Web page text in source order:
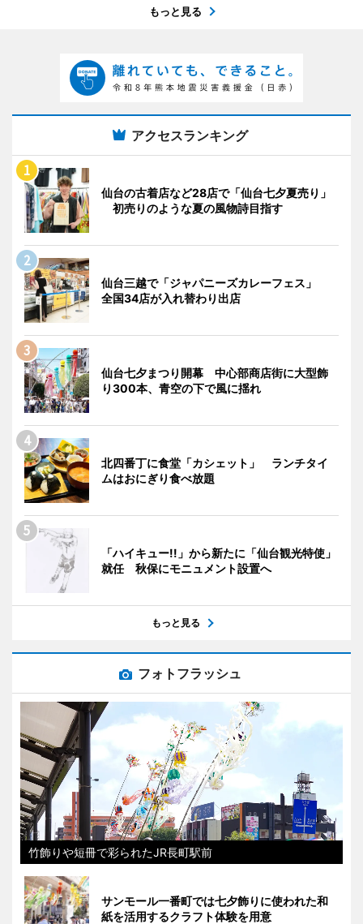
もっと見る
アクセスランキング
仙台の古着店など28店で「仙台七夕夏売り」
初売りのような夏の風物詩目指す
仙台三越で「ジャパニーズカレーフェス」
全国34店が入れ替わり出店
仙台七夕まつり開幕 中心部商店街に大型飾
り300本、青空の下で風に揺れ
北四番丁に食堂「カシェット」 ランチタイ
ムはおにぎり食べ放題
「ハイキュー!!」から新たに「仙台観光特使」
就任 秋保にモニュメント設置へ
もっと見る
フォトフラッシュ
竹飾りや短冊で彩られたJR長町駅前
サンモール一番町では七夕飾りに使われた和
紙を活用するクラフト体験を用意